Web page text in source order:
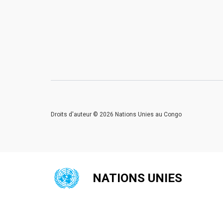
Droits d'auteur © 2026 Nations Unies au Congo
NATIONS UNIES